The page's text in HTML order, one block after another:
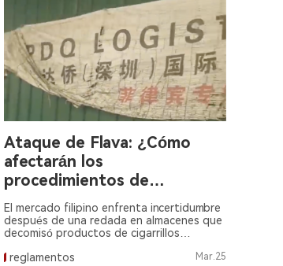
Ataque de Flava: ¿Cómo
afectarán los
procedimientos de
certificación más estrictos
de los cigarrillos electrónicos
al mercado de Filipinas?
El mercado filipino enfrenta incertidumbre
después de una redada en almacenes que
decomisó productos de cigarrillos
de $81 millones.
reglamentos Mar.25